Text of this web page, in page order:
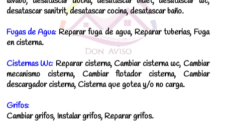
desatascar sanitrit, desatascar cocina, desatascar baño.
Fugas de Agua: Reparar fuga de agua, Reparar tuberias, Fuga
en cisterna.
Cisternas Wc: Reparar cisterna, Cambiar cisterna wc, Cambiar
mecanismo cisterna, Cambiar flotador cisterna, Cambiar
descargador cisterna, Cisterna que gotea y/o no carga.
Grifos:
Cambiar grifos, Instalar grifos, Reparar grifos.